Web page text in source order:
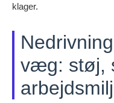
klager.
væg: støj,